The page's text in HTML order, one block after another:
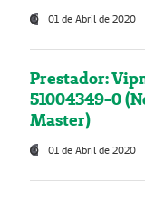
01 de Abril de 2020
Prestador:
51004349-0
Master)
01 de Abril de 2020